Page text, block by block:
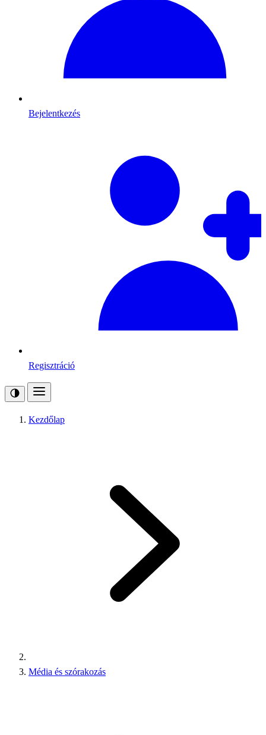
Bejelentkezés
Regisztráció
Kezdőlap
Média és szórakozás